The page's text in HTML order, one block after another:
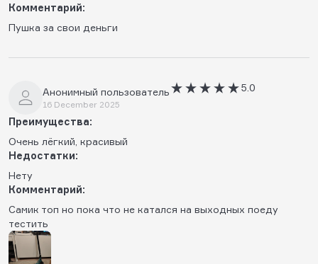
Комментарий:
Пушка за свои деньги
Анонимный пользователь
16 December 2025
5.0
Преимущества:
Очень лёгкий, красивый
Недостатки:
Нету
Комментарий:
Самик топ но пока что не катался на выходных поеду
тестить